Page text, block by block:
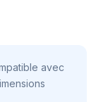
avec